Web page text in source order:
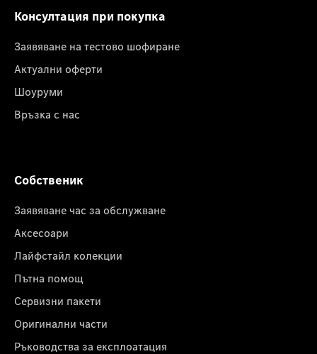
Консултация при покупка
Заявяване на тестово шофиране
Актуални оферти
Шоуруми
Връзка с нас
Собственик
Заявяване час за обслужване
Аксесоари
Лайфстайл колекции
Пътна помощ
Сервизни пакети
Оригинални части
Ръководства за експлоатация